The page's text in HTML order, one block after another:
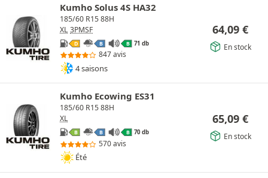
Kumho Solus 4S HA32
185/60 R15 88H
XL 3PMSF
D B B 71 db
847 avis
4 saisons
64,09 €
En stock
Kumho Ecowing ES31
185/60 R15 88H
XL
B B B 70 db
570 avis
Été
65,09 €
En stock